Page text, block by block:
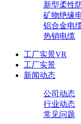
新型柔性
矿物绝缘
铝合金电
热销电缆
工厂实景VR
工厂实景
新闻动态
公司动态
行业动态
常见问题